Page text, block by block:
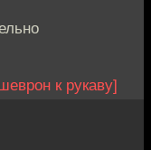
к рукаву]